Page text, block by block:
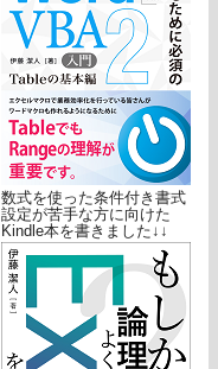
数式を使った条件付き書式
設定が苦手な方に向けた
Kindle本を書きました↓↓